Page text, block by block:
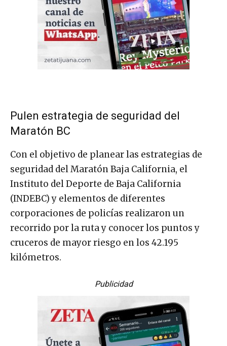
Pulen estrategia de seguridad del
Maratón BC
Con el objetivo de planear las estrategias de
seguridad del Maratón Baja California, el
Instituto del Deporte de Baja California
(INDEBC) y elementos de diferentes
corporaciones de policías realizaron un
recorrido por la ruta y conocer los puntos y
cruceros de mayor riesgo en los 42.195
kilómetros.
Publicidad